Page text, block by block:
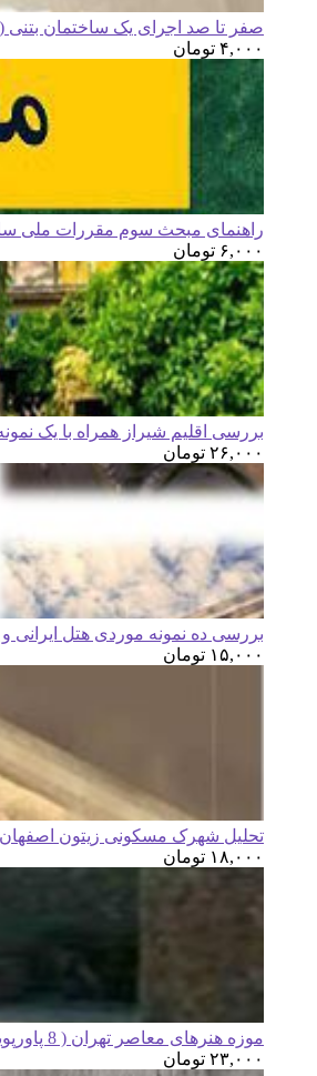
صفر تا صد اجرای یک ساختمان بتنی
۴,۰۰۰ تومان
راهنمای مبحث سوم مقررات ملی
۶,۰۰۰ تومان
بررسی اقلیم شیراز همراه با یک نمونه تطبیقی
۲۶,۰۰۰ تومان
بررسی ده نمونه موردی هتل ایرانی و خارجی (
۱۵,۰۰۰ تومان
تحلیل شهرک مسکونی زیتون اصفهان
۱۸,۰۰۰ تومان
موزه هنرهای معاصر تهران ( 8 پاورپوینت )
۲۳,۰۰۰ تومان